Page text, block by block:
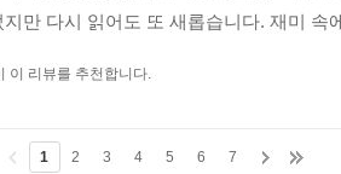
지만 다시 읽어도 또 새롭습니다. 재미
이 리뷰를 추천합니다.
1 2 3 4 5 6 7